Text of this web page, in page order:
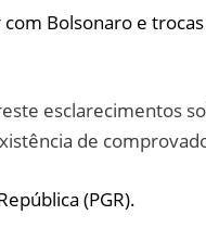
Bolsonaro e
esclarecimentos
de
(PGR).